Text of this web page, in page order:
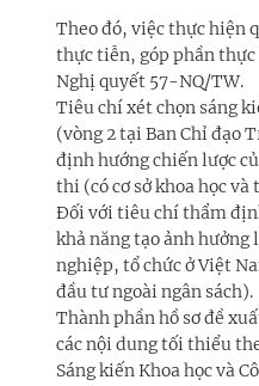
Theo đó, việc thực hiện
thực tiễn, góp phần thực
Nghị quyết 57-NQ/TW.
Tiêu chí xét chọn sáng
(vòng 2 tại Ban Chỉ đạo
định hướng chiến lược
thi (có cơ sở khoa học
Đối với tiêu chí thẩm
khả năng tạo ảnh
nghiệp, tổ chức ở Việt
đầu tư ngoài ngân sách).
Thành phần hồ sơ đề
các nội dung tối thiểu
Sáng kiến Khoa học và